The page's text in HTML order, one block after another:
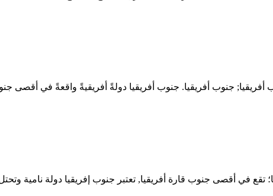
جنوب أفريقيا. جنوب أفريقيا دولةً أفريقيةً واقعةً في أقصى
أفريقيا, تعتبر جنوب إفريقيا دولة نامية وتحتل المرتبة 113 في مؤشر التنمية البشرية. وقد تم